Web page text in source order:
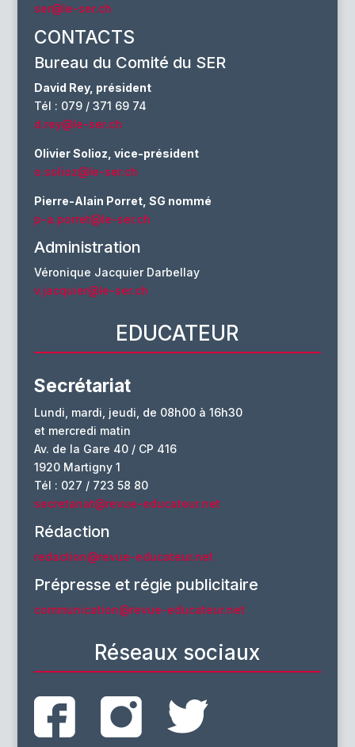
ser@le-ser.ch
CONTACTS
Bureau du Comité du SER
David Rey, président
Tél : 079 / 371 69 74
d.rey@le-ser.ch
Olivier Solioz, vice-président
o.solioz@le-ser.ch
Pierre-Alain Porret, SG nommé
p-a.porret@le-ser.ch
Administration
Véronique Jacquier Darbellay
v.jacquier@le-ser.ch
EDUCATEUR
Secrétariat
Lundi, mardi, jeudi, de 08h00 à 16h30
et mercredi matin
Av. de la Gare 40 / CP 416
1920 Martigny 1
Tél : 027 / 723 58 80
secretariat@revue-educateur.net
Rédaction
redaction@revue-educateur.net
Prépresse et régie publicitaire
communication@revue-educateur.net
Réseaux sociaux